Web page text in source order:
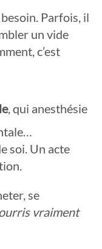
Parfois, il
un vide
c’est
, qui anesthésie
soi. Un acte
se
vraiment